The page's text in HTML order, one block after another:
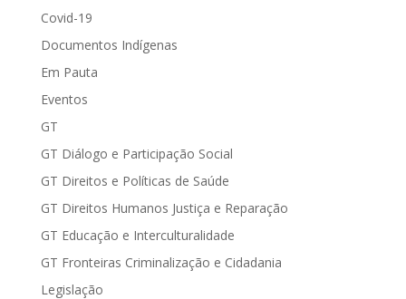
Covid-19
Documentos Indígenas
Em Pauta
Eventos
GT
GT Diálogo e Participação Social
GT Direitos e Políticas de Saúde
GT Direitos Humanos Justiça e Reparação
GT Educação e Interculturalidade
GT Fronteiras Criminalização e Cidadania
Legislação